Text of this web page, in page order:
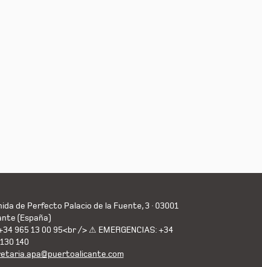
de Perfecto Palacio de la Fuente, 3 · 03001
(España)
965 13 00 95<br /> ⚠ EMERGENCIAS: +34
140